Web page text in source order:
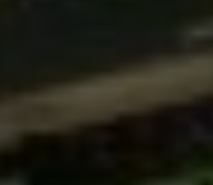
Wenn Cookies
werden, bedarf
keiner
Google Maps